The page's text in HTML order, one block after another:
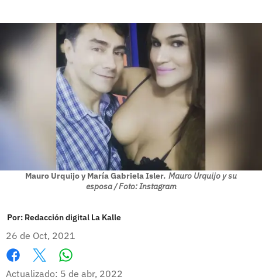
Mauro Urquijo y María Gabriela Isler. Mauro Urquijo y su
esposa / Foto: Instagram
Por: Redacción digital La Kalle
26 de Oct, 2021
Facebook
X
Actualizado: 5 de abr, 2022